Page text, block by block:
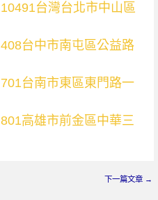
10491台灣台北市中山區
408台中市南屯區公益路
701台南市東區東門路一
801高雄市前金區中華三
下一篇文章 →